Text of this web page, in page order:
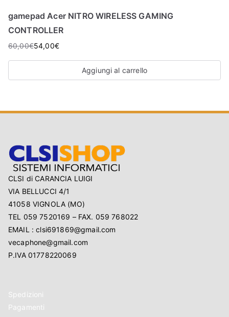
gamepad Acer NITRO WIRELESS GAMING
CONTROLLER
60,00€54,00€
Aggiungi al carrello
CLSI di CARANCIA LUIGI
VIA BELLUCCI 4/1
41058 VIGNOLA (MO)
TEL 059 7520169 – FAX. 059 768022
EMAIL : clsi691869@gmail.com
vecaphone@gmail.com
P.IVA 01778220069
Spedizioni
Pagamenti